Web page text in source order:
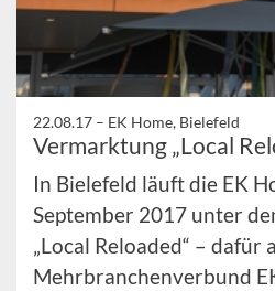
22.08.17 – EK Home, Bielefeld
Vermarktung „Local
In Bielefeld läuft die EK
September 2017 unter
„Local Reloaded“ – dafür
Mehrbranchenverbund